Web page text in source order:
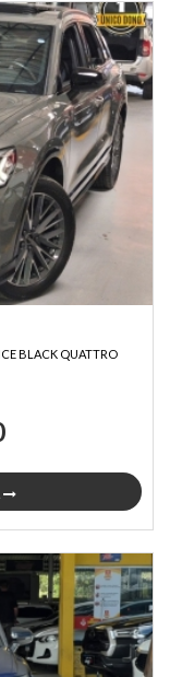
BLACK QUATTRO